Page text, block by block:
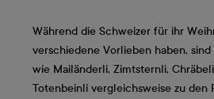
Während die Schweizer für ihr
verschiedene Vorlieben haben,
wie Mailänderli, Zimtsternli,
Totenbeinli vergleichsweise zu den